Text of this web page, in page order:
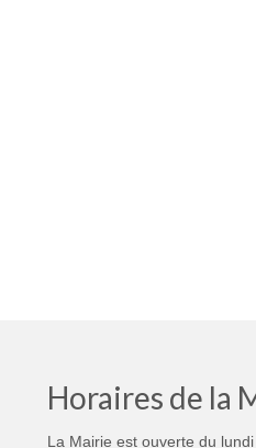
Horaires de la
La Mairie est ouverte du lundi